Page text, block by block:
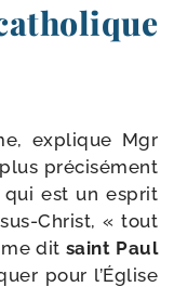
explique Mgr
pré­ci­sé­ment
qui est un esprit
​Christ, « tout
dit saint Paul
pour l’Église